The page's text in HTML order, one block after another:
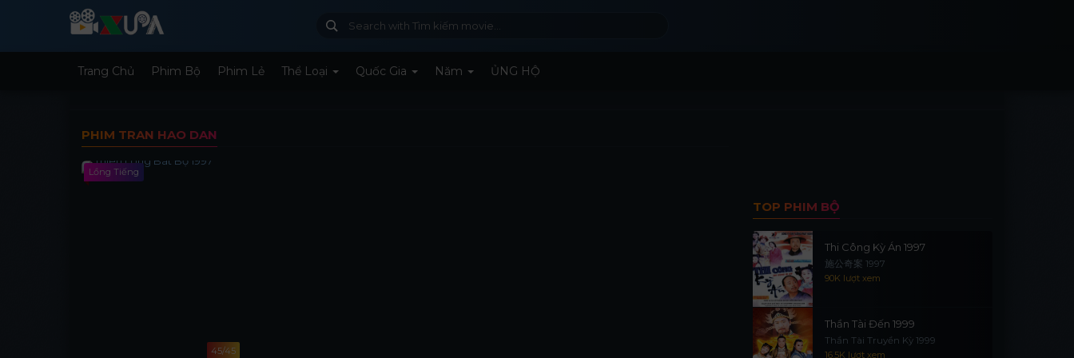
Trang Chủ Phim Bộ Phim Lẻ Thể Loại Quốc Gia Năm ỦNG HỘ
PHIM TRAN HAO DAN
Lồng Tiếng
45/45
TOP PHIM BỘ
Thi Công Kỳ Án 1997
施公奇案 1997
90K lượt xem
Thần Tài Đến 1999
Thần Tài Truyền Kỳ 1999
16.5K lượt xem